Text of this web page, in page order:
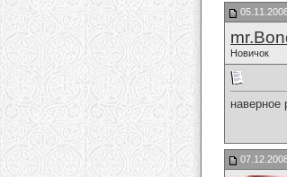
Новичок
наверное